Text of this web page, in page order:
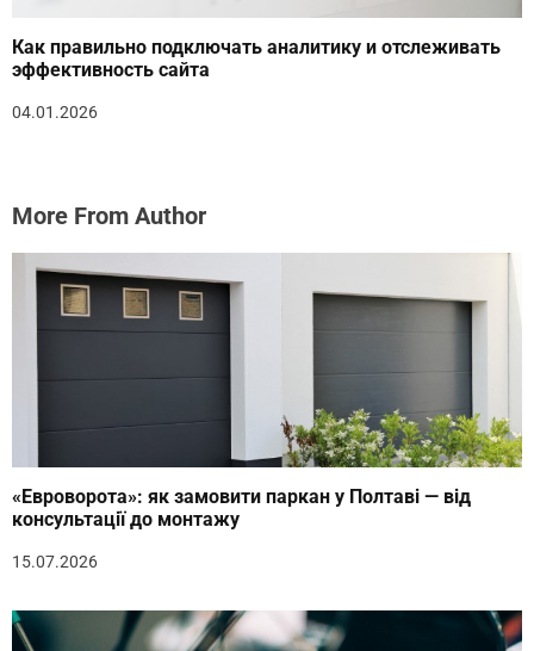
Как правильно подключать аналитику и отслеживать
эффективность сайта
04.01.2026
More From Author
«Евроворота»: як замовити паркан у Полтаві — від
консультації до монтажу
15.07.2026